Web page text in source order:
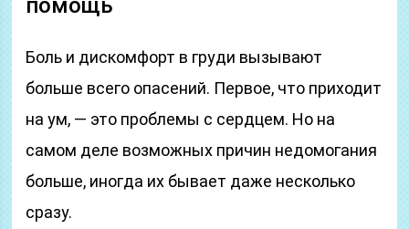
помощь
Боль и дискомфорт в груди вызывают
больше всего опасений. Первое, что приходит
на ум, — это проблемы с сердцем. Но на
самом деле возможных причин недомогания
больше, иногда их бывает даже несколько
сразу.